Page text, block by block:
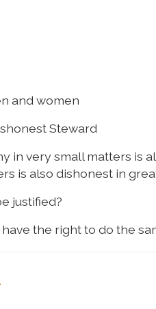
and women
Steward
in very small matters is
is also dishonest in
justified?
the right to do the